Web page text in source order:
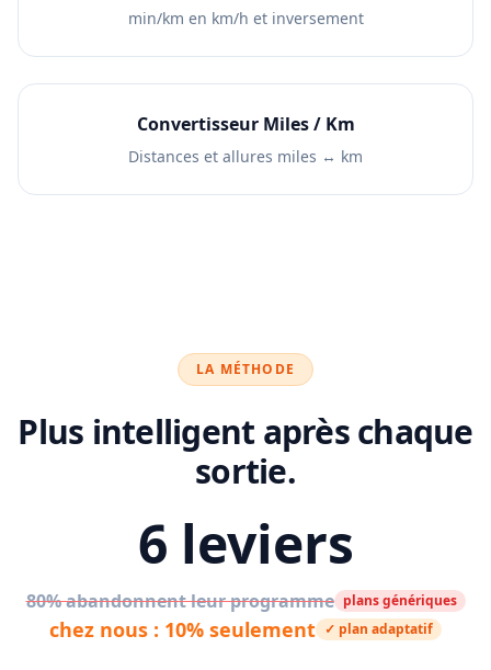
min/km en km/h et inversement
Convertisseur Miles / Km
Distances et allures miles ↔ km
LA MÉTHODE
Plus intelligent après chaque
sortie.
6 leviers
80% abandonnent leur programme plans génériques
chez nous : 10% seulement ✓ plan adaptatif